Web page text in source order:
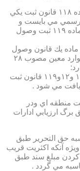
بخش اول – حق الثبت املاک:با عنايت به ماده ۱۱۸ قانون ثبت يكي
رسمي مي بايست و
صول گردد حق الثبت املاك است كه طبق ماده ۱۱۹ ثبت وصول
از ماده يك قانون وصول
برخي از درآمدهاي دولت و مصرف آن در موارد معين مصوب ۲۸
براي ثبت ملك دردفتر املاك موضوع مواد ۱۱ و۱۲و۱۱۹ قانون ثبت
مي شود .
منطقه اي ودر
ارزيابي ادارات
حق التحرير طبق
آنكه اكثريت قريب
كردن مبلغ سند طبق
مي گردد .